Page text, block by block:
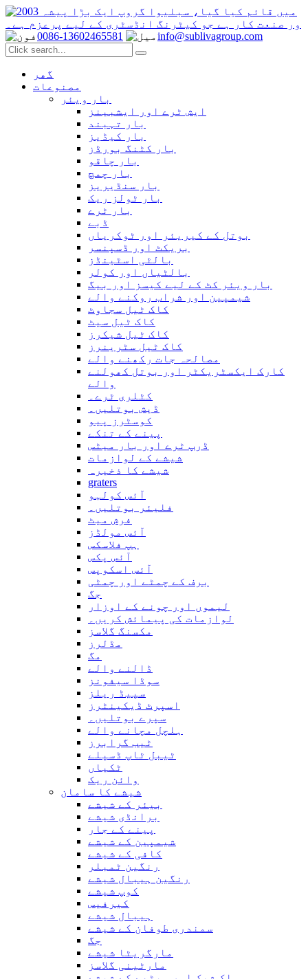
0086-13602465581 info@sublivagroup.com
گھر
مصنوعات
بار ویئر
ایش ٹرے اور ایشبینز
بار تہبند
بار کیڈیز
بار کٹنگ بورڈز
بار چاقو
بار چمچ
بار سنڈیریز
بار ٹولز ریک
بار ٹرے
ڈبے
بوتل کے کیریئر اور ٹوکریاں
بریکٹ اور ڈسپنسر
بالٹی اسٹینڈز
بالٹیاں اور کولر
بار ویئر کٹ کے لیے کیسز اور بیگ
شیمپین اور شراب روکنے والے
کاک ٹیل سجاوٹ
کاک ٹیل سیٹ
کاک ٹیل شیکرز
کاک ٹیل سٹرینرز
مصالحہ جات رکھنے والے
کارک ایکسٹریکٹر اور بوتل کھولنے
والے
کٹلری ٹرے۔
ڈیش بوتلیں۔
کوسٹرز پیو
پینے کے تنکے
ڈرپ ٹرے اور بار میٹس
شیشے کے لوازمات
شیشے کا ذخیرہ
graters
آئس کولہو
فلیئر بوتلیں۔
فرش میٹ
آئس مولڈز
ہپ فلاسکس
آئس پکس
آئس اسکوپس
برف کے چمٹے اور چمٹی
جگ
لیموں اور چونے کے اوزار
لوازمات کی پیمائش کریں۔
مکسنگ گلاسز
مڈلرز
مگ
ڈالنے والے
سوڈا سیفونز
سپیڈ ریلز
اسپرٹ ڈیکینٹرز
سپرے بوتلیں۔
ہلچل مچانے والے
ٹیب گرابرز
ٹیبل ٹاپ ڈسپلے
ٹکیاں
وائن ریک
شیشے کا سامان
بیئر کے شیشے
برانڈی شیشے
پینے کے جار
شیمپین کے شیشے
کافی کے شیشے
رنگین ٹمبلر
رنگین ہیبال شیشے
کوپ شیشے
کیرفیس
ہیبال شیشے
سمندری طوفان کے شیشے
جگ
مارگریٹا شیشے
مارٹینی گلاسز